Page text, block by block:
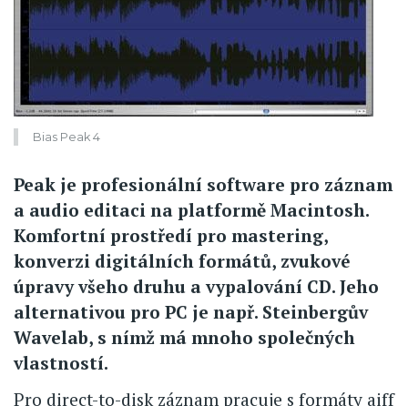
Bias Peak 4
Peak je profesionální software pro záznam
a audio editaci na platformě Macintosh.
Komfortní prostředí pro mastering,
konverzi digitálních formátů, zvukové
úpravy všeho druhu a vypalování CD. Jeho
alternativou pro PC je např. Steinbergův
Wavelab, s nímž má mnoho společných
vlastností.
Pro direct-to-disk záznam pracuje s formáty aiff